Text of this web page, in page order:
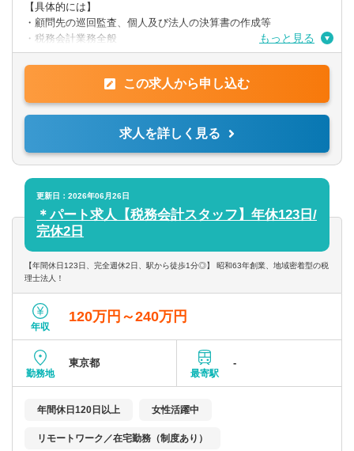
【具体的には】
・顧問先の巡回監査、個人及び法人の決算書の作成等
・税務会計業務全般
・その他、税理士事務所に付随する業務
会計ソフト等による月次、資料入力
・Excel、Wordでの資料作成
会計ソフトはOBC（勘定奉行）／弥生（弥生会計）／PCAを利用
もっと見る
この求人から申し込む
求人を詳しく見る
更新日：2026年06月26日
＊パート求人【税務会計スタッフ】年休123日/
完休2日
【年間休日123日、完全週休2日、駅から徒歩1分◎】 昭和63年創業、地域密着型の税
理士法人！
年収
120万円～240万円
勤務地
東京都
最寄駅
-
年間休日120日以上 女性活躍中
リモートワーク／在宅勤務（制度あり）